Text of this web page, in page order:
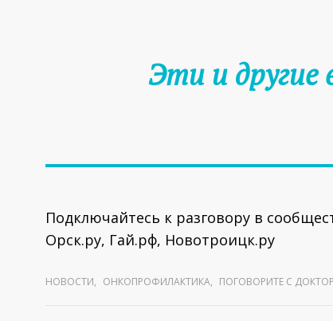
Эти и другие
Подключайтесь к разговору в
Орск.ру, Гай.рф, Новотроицк.ру
НОВОСТИ, ОНКОПРОФИЛАКТИКА, ПОГОВОРИТЕ С